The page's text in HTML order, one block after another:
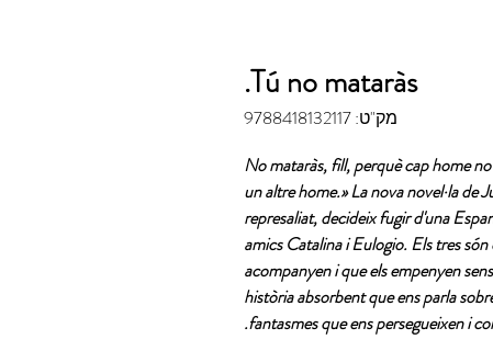
Tú no mataràs.
מק"ט: 9788418132117
«No mataràs, fill, perquè cap home
un altre home.» La nova novel·la
represaliat, decideix fugir d'una
amics Catalina i Eulogio. Els tres són
acompanyen i que els empenyen
història absorbent que ens parla
fantasmes que ens persegueixen i